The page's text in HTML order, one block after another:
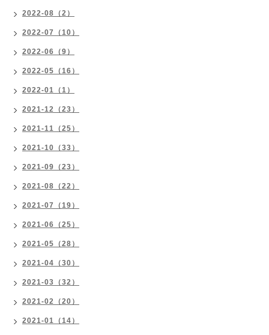
2022-08（2）
2022-07（10）
2022-06（9）
2022-05（16）
2022-01（1）
2021-12（23）
2021-11（25）
2021-10（33）
2021-09（23）
2021-08（22）
2021-07（19）
2021-06（25）
2021-05（28）
2021-04（30）
2021-03（32）
2021-02（20）
2021-01（14）